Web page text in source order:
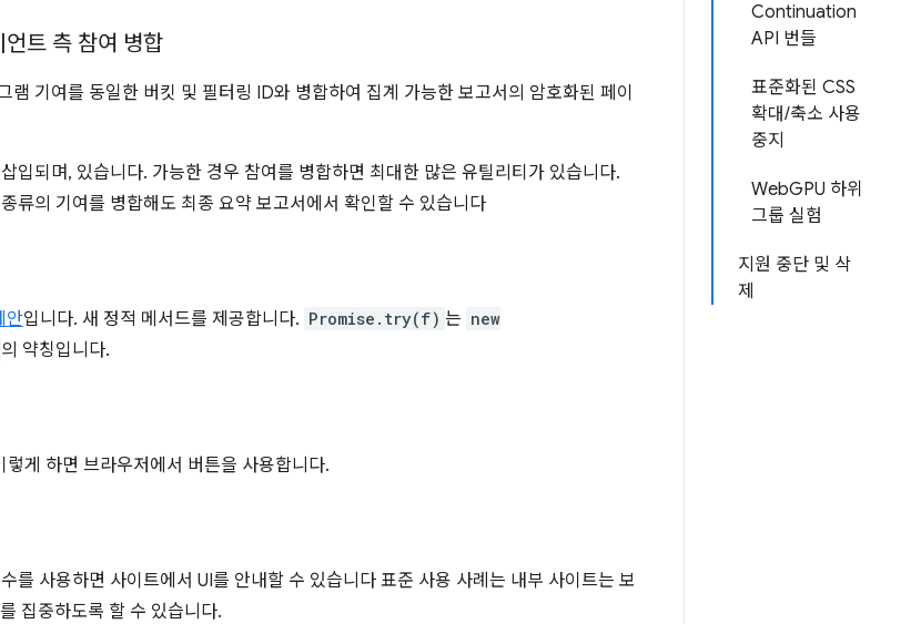
Continuation
API 번들
표준화된 CSS
확대/축소 사용
중지
WebGPU 하위
그룹 실험
지원 중단 및 삭
제
트 측 참여 병합
램 기여를 동일한 버킷 및 필터링 ID와 병합하여 집계 가능한 보고서의 암호화된 페이
입되며, 있습니다. 가능한 경우 참여를 병합하면 최대한 많은 유틸리티가 있습니다.
류의 기여를 병합해도 최종 요약 보고서에서 확인할 수 있습니다
안입니다. 새 정적 메서드를 제공합니다. Promise.try(f) 는 new
의 약칭입니다.
게 하면 브라우저에서 버튼을 사용합니다.
를 사용하면 사이트에서 UI를 안내할 수 있습니다 표준 사용 사례는 내부 사이트는 보
집중하도록 할 수 있습니다.